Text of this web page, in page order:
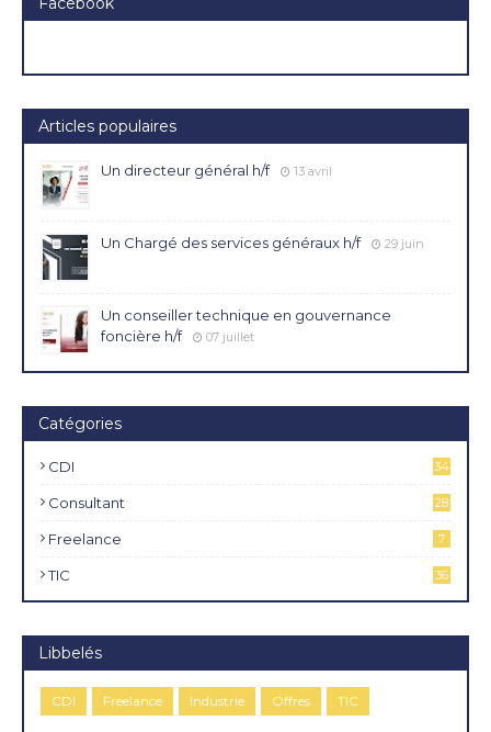
Articles populaires
Un directeur général h/f 13 avril
Un Chargé des services généraux h/f 29 juin
Un conseiller technique en gouvernance
foncière h/f
07 juillet
Catégories
CDI
34
Consultant 28
Freelance 7
TIC 36
Libbelés
CDI Freelance Industrie Offres TIC